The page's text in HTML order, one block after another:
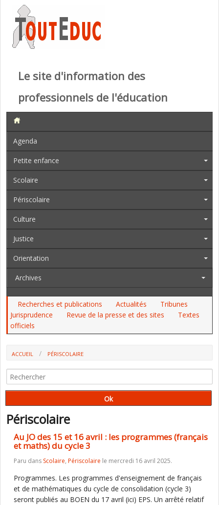
Le site d'information des
professionnels de l'éducation
Agenda
Petite enfance
Scolaire
Périscolaire
Culture
Justice
Orientation
Archives
Recherches et publications Actualités
Tribunes
Jurisprudence
Revue de la presse et des sites
Textes
officiels
ACCUEIL PÉRISCOLAIRE
Périscolaire
Au JO des 15 et 16 avril : les programmes (français
et maths) du cycle 3
Paru dans Scolaire, Périscolaire le mercredi 16 avril 2025.
Programmes. Les programmes d'enseignement de français
et de mathématiques du cycle de consolidation (cycle 3)
seront publiés au BOEN du 17 avril (ici) EPS. Un arrêté relatif